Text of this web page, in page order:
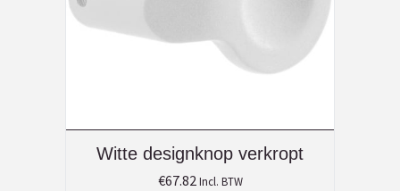
Witte designknop verkropt
€67.82 Incl. BTW